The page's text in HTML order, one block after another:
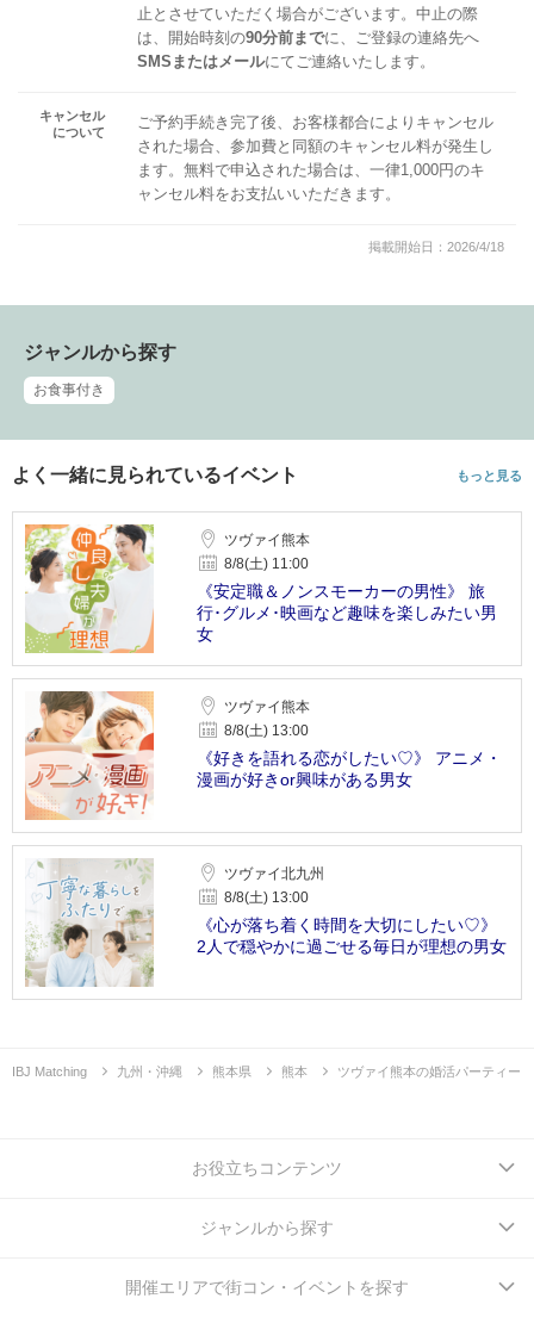
止とさせていただく場合がございます。中止の際
は、開始時刻の90分前までに、ご登録の連絡先へ
SMSまたはメールにてご連絡いたします。
キャンセル
について
ご予約手続き完了後、お客様都合によりキャンセル
された場合、参加費と同額のキャンセル料が発生し
ます。無料で申込された場合は、一律1,000円のキ
ャンセル料をお支払いいただきます。
掲載開始日：2026/4/18
ジャンルから探す
お食事付き
よく一緒に見られているイベント もっと見る
ツヴァイ熊本
8/8(土) 11:00
《安定職＆ノンスモーカーの男性》 旅
行･グルメ･映画など趣味を楽しみたい男
女
ツヴァイ熊本
8/8(土) 13:00
《好きを語れる恋がしたい♡》 アニメ・
漫画が好きor興味がある男女
ツヴァイ北九州
8/8(土) 13:00
《心が落ち着く時間を大切にしたい♡》
2人で穏やかに過ごせる毎日が理想の男女
IBJ Matching 九州・沖縄 熊本県 熊本 ツヴァイ熊本の婚活パーティー
お役立ちコンテンツ
ジャンルから探す
開催エリアで街コン・イベントを探す